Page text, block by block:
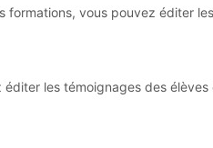
formations, vous pouvez éditer
les témoignages des